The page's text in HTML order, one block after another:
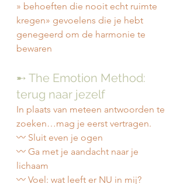
» behoeften die nooit echt ruimte
kregen» gevoelens die je hebt
genegeerd om de harmonie te
bewaren
➸ The Emotion Method:
terug naar jezelf
In plaats van meteen antwoorden te
zoeken…mag je eerst vertragen.
〰️ Sluit even je ogen
〰️ Ga met je aandacht naar je
lichaam
〰️ Voel: wat leeft er NU in mij?